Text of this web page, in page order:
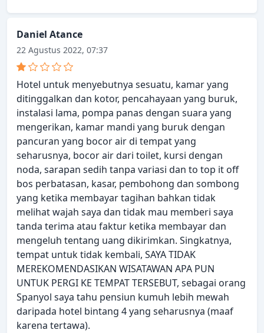
Daniel Atance
22 Agustus 2022, 07:37
Hotel untuk menyebutnya sesuatu, kamar yang
ditinggalkan dan kotor, pencahayaan yang buruk,
instalasi lama, pompa panas dengan suara yang
mengerikan, kamar mandi yang buruk dengan
pancuran yang bocor air di tempat yang
seharusnya, bocor air dari toilet, kursi dengan
noda, sarapan sedih tanpa variasi dan to top it off
bos perbatasan, kasar, pembohong dan sombong
yang ketika membayar tagihan bahkan tidak
melihat wajah saya dan tidak mau memberi saya
tanda terima atau faktur ketika membayar dan
mengeluh tentang uang dikirimkan. Singkatnya,
tempat untuk tidak kembali, SAYA TIDAK
MEREKOMENDASIKAN WISATAWAN APA PUN
UNTUK PERGI KE TEMPAT TERSEBUT, sebagai orang
Spanyol saya tahu pensiun kumuh lebih mewah
daripada hotel bintang 4 yang seharusnya (maaf
karena tertawa).